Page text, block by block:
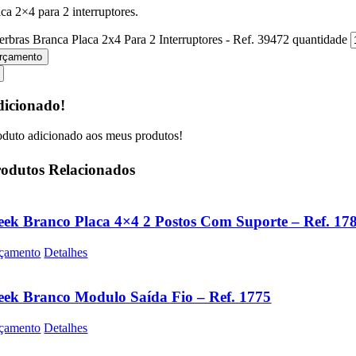
2×4 para 2 interruptores.
Branca Placa 2x4 Para 2 Interruptores - Ref. 39472 quantidade
adicionado aos meus produtos!
Relacionados
Branco Placa 4×4 2 Postos Com Suporte – Ref.
Detalhes
Branco Modulo Saída Fio – Ref. 1775
Detalhes